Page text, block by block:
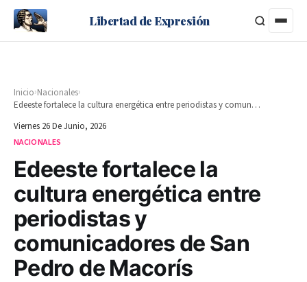
Libertad de Expresión
Inicio›Nacionales›
Edeeste fortalece la cultura energética entre periodistas y comunicadores de San Pedro de Macorís
Viernes 26 De Junio, 2026
NACIONALES
Edeeste fortalece la
cultura energética entre
periodistas y
comunicadores de San
Pedro de Macorís